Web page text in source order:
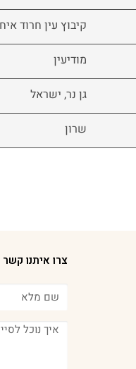
קיבוץ עין חרוד
מודיעין
גן נר, ישראל
שרון
צרו איתנו קשר